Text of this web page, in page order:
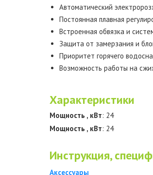
Автоматический
Постоянная плавная
Встроенная обвязка и
Защита от замерзания и
Приоритет горячего
Возможность работы на
Характеристики
Мощность , кВт: 24
Мощность , кВт: 24
Инструкция,
Аксессуары